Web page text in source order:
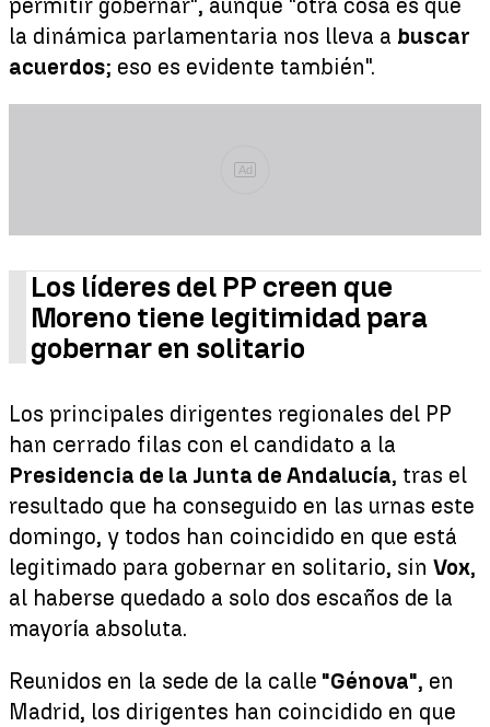
la dinámica parlamentaria nos lleva a buscar
acuerdos; eso es evidente también".
Ad
Los líderes del PP creen que
Moreno tiene legitimidad para
gobernar en solitario
Los principales dirigentes regionales del PP
han cerrado filas con el candidato a la
Presidencia de la Junta de Andalucía, tras el
resultado que ha conseguido en las urnas este
domingo, y todos han coincidido en que está
legitimado para gobernar en solitario, sin Vox,
al haberse quedado a solo dos escaños de la
mayoría absoluta.
Reunidos en la sede de la calle "Génova", en
Madrid, los dirigentes han coincidido en que